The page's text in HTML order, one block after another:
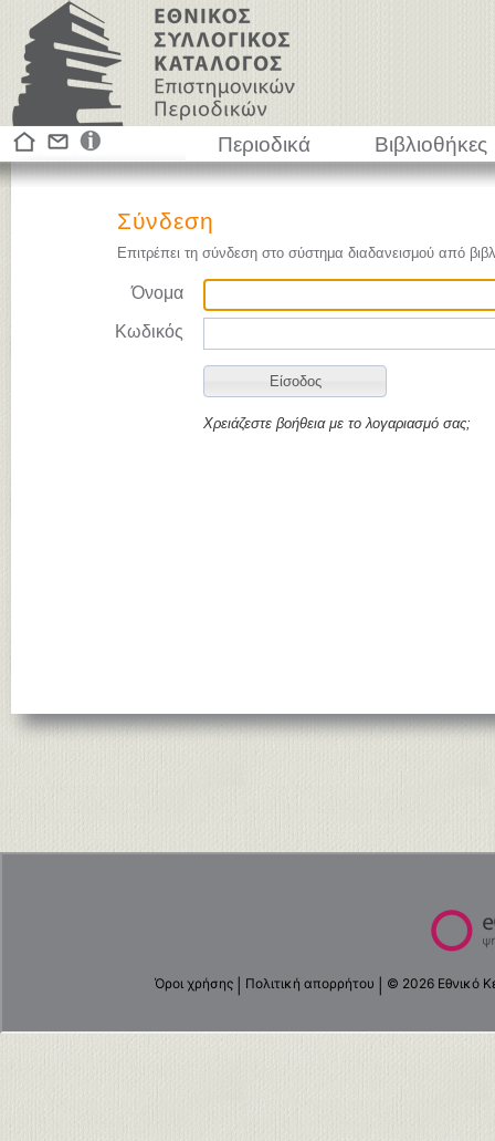
Περιοδικά Βιβλιοθήκες
Σύνδεση
Επιτρέπει τη σύνδεση στο σύστημα διαδανεισμού από
Όνομα
Κωδικός
Χρειάζεστε βοήθεια με το λογαριασμό σας;